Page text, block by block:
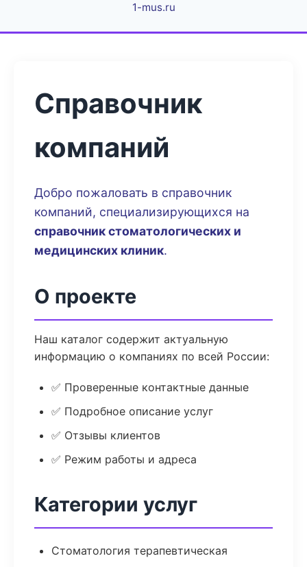
1-mus.ru
Справочник
компаний
Добро пожаловать в справочник
компаний, специализирующихся на
справочник стоматологических и
медицинских клиник.
О проекте
Наш каталог содержит актуальную
информацию о компаниях по всей России:
✅ Проверенные контактные данные
✅ Подробное описание услуг
✅ Отзывы клиентов
✅ Режим работы и адреса
Категории услуг
Стоматология терапевтическая